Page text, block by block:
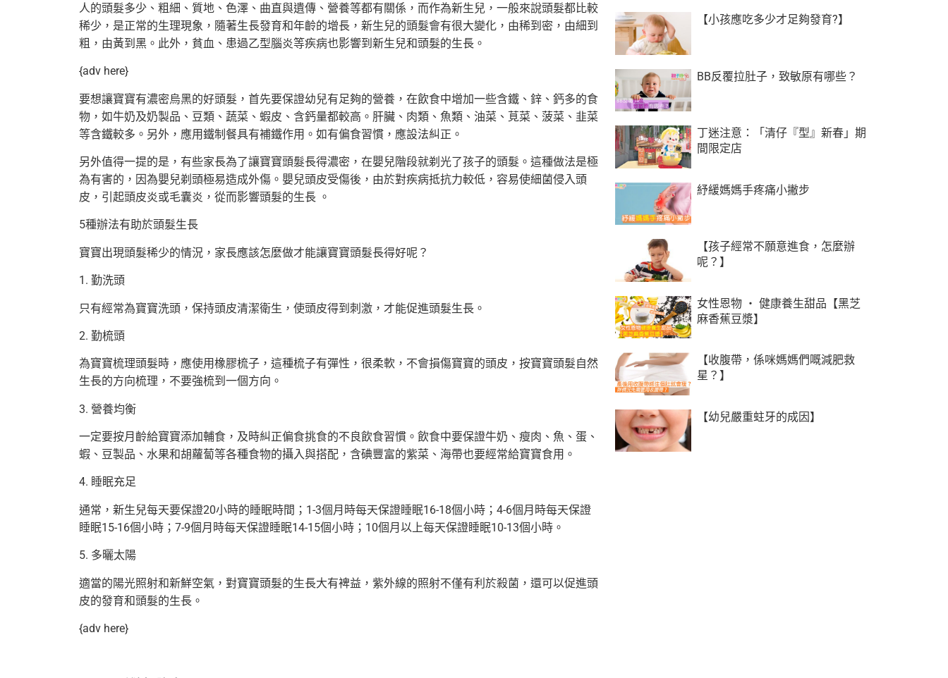
人的頭髮多少、粗細、質地、色澤、曲直與遺傳、營養等都有關係，而作為新生兒，一般來說頭髮都比較
稀少，是正常的生理現象，隨著生長發育和年齡的增長，新生兒的頭髮會有很大變化，由稀到密，由細到
粗，由黃到黑。此外，貧血、患過乙型腦炎等疾病也影響到新生兒和頭髮的生長。
{adv here}
要想讓寶寶有濃密烏黑的好頭髮，首先要保證幼兒有足夠的營養，在飲食中增加一些含鐵、鋅、鈣多的食
物，如牛奶及奶製品、豆類、蔬菜、蝦皮、含鈣量都較高。肝臟、肉類、魚類、油菜、莧菜、菠菜、韭菜
等含鐵較多。另外，應用鐵制餐具有補鐵作用。如有偏食習慣，應設法糾正。
另外值得一提的是，有些家長為了讓寶寶頭髮長得濃密，在嬰兒階段就剃光了孩子的頭髮。這種做法是極
為有害的，因為嬰兒剃頭極易造成外傷。嬰兒頭皮受傷後，由於對疾病抵抗力較低，容易使細菌侵入頭
皮，引起頭皮炎或毛囊炎，從而影響頭髮的生長 。
5種辦法有助於頭髮生長
寶寶出現頭髮稀少的情況，家長應該怎麼做才能讓寶寶頭髮長得好呢？
1. 勤洗頭
只有經常為寶寶洗頭，保持頭皮清潔衛生，使頭皮得到刺激，才能促進頭髮生長。
2. 勤梳頭
為寶寶梳理頭髮時，應使用橡膠梳子，這種梳子有彈性，很柔軟，不會損傷寶寶的頭皮，按寶寶頭髮自然
生長的方向梳理，不要強梳到一個方向。
3. 營養均衡
一定要按月齡給寶寶添加輔食，及時糾正偏食挑食的不良飲食習慣。飲食中要保證牛奶、瘦肉、魚、蛋、
蝦、豆製品、水果和胡蘿蔔等各種食物的攝入與搭配，含碘豐富的紫菜、海帶也要經常給寶寶食用。
4. 睡眠充足
通常，新生兒每天要保證20小時的睡眠時間；1-3個月時每天保證睡眠16-18個小時；4-6個月時每天保證
睡眠15-16個小時；7-9個月時每天保證睡眠14-15個小時；10個月以上每天保證睡眠10-13個小時。
5. 多曬太陽
適當的陽光照射和新鮮空氣，對寶寶頭髮的生長大有裨益，紫外線的照射不僅有利於殺菌，還可以促進頭
皮的發育和頭髮的生長。
{adv here}
【小孩應吃多少才足夠發育?】
BB反覆拉肚子，致敏原有哪些？
丁迷注意：「清仔『型』新春」期
間限定店
紓緩媽媽手疼痛小撇步
【孩子經常不願意進食，怎麼辦
呢？】
女性恩物 ‧ 健康養生甜品【黑芝
麻香蕉豆漿】
【收腹帶，係咪媽媽們嘅減肥救
星？】
【幼兒嚴重蛀牙的成因】